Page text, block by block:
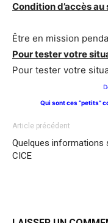
Condition d’accès au
Être en mission
Pour tester votre
Pour tester votre
Qui sont ces “petits”
Article précédent
Quelques informations
CICE